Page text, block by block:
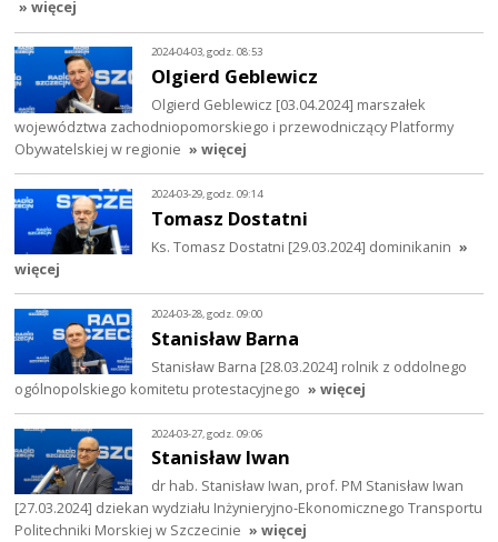
» więcej
2024-04-03, godz. 08:53
Olgierd Geblewicz
Olgierd Geblewicz [03.04.2024] marszałek
województwa zachodniopomorskiego i przewodniczący Platformy
Obywatelskiej w regionie » więcej
2024-03-29, godz. 09:14
Tomasz Dostatni
Ks. Tomasz Dostatni [29.03.2024] dominikanin »
więcej
2024-03-28, godz. 09:00
Stanisław Barna
Stanisław Barna [28.03.2024] rolnik z oddolnego
ogólnopolskiego komitetu protestacyjnego » więcej
2024-03-27, godz. 09:06
Stanisław Iwan
dr hab. Stanisław Iwan, prof. PM Stanisław Iwan
[27.03.2024] dziekan wydziału Inżynieryjno-Ekonomicznego Transportu
Politechniki Morskiej w Szczecinie » więcej